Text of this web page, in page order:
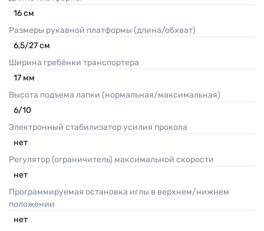
16см
Размеры рукавной платформы (длина/обхват)
6,5/27см
Ширина гребёнки транспортера
17 мм
Высота подъема лапки (нормальная/максимальная)
6/10
Электронный стабилизатор усилия прокола
нет
Регулятор (ограничитель) максимальной скорости
нет
Программируемая остановка иглы в верхнем/нижнем
положении
нет